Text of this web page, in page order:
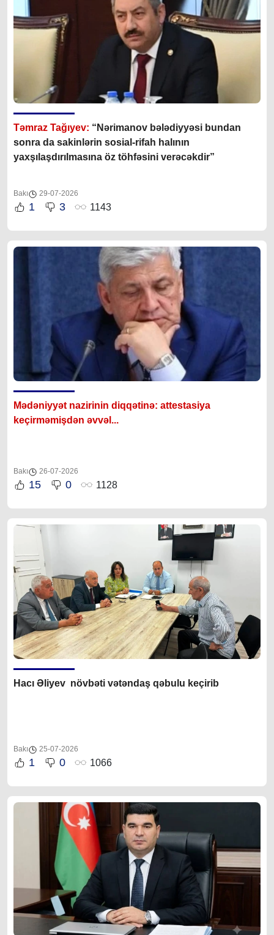
Təmraz Tağıyev: “Nərimanov bələdiyyəsi bundan
sonra da sakinlərin sosial-rifah halının
yaxşılaşdırılmasına öz töhfəsini verəcəkdir”
Bakı 29-07-2026
1 3 1143
Mədəniyyət nazirinin diqqətinə: attestasiya
keçirməmişdən əvvəl...
Bakı 26-07-2026
15 0 1128
Hacı Əliyev növbəti vətəndaş qəbulu keçirib
Bakı 25-07-2026
1 0 1066